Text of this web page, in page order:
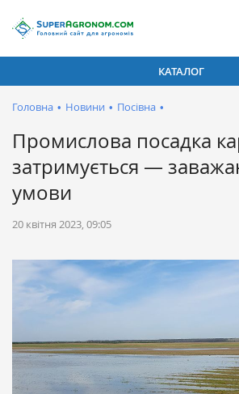
КАТАЛОГ
Головна • Новини • Посівна •
Промислова посадка
затримується —
умови
20 квітня 2023, 09:05